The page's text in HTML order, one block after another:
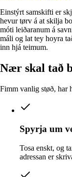
Einstýrt samskifti er
hevur tørv á at skilja
móti leiðaranum á
máli og lat tey hoyra
inn hjá teimum.
Nær skal tað
Fimm vanlig støð, har
Spyrja um
Tosa enskt, og
adressan er